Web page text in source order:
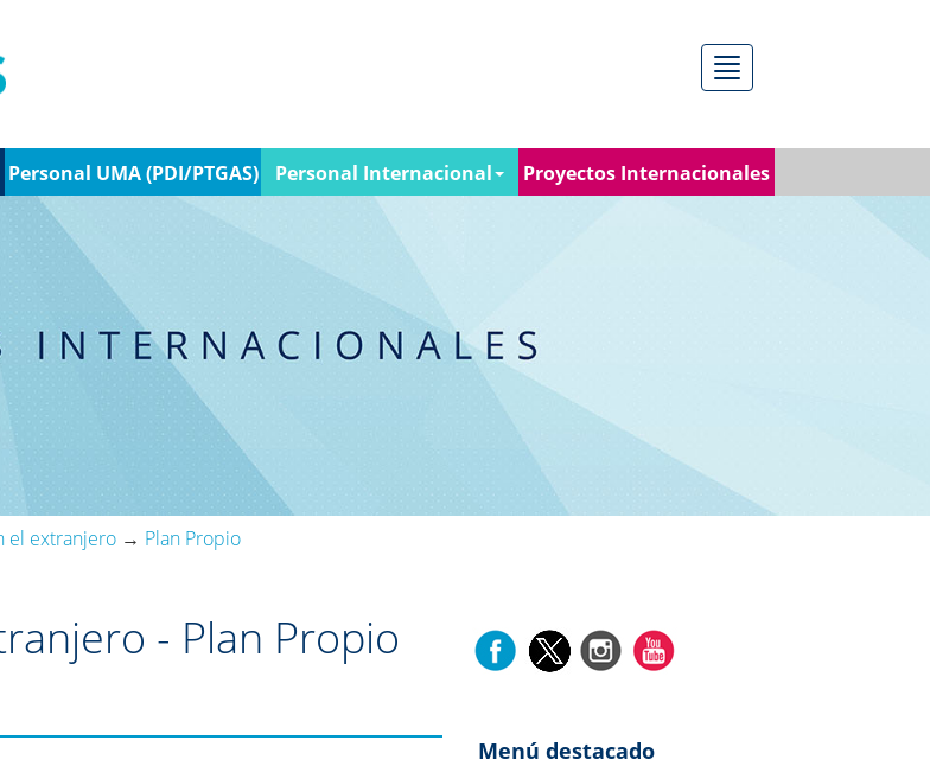
Menú
Personal UMA (PDI/PTGAS) Personal Internacional Proyectos Internacionales
el extranjero → Plan Propio
- Plan Propio
Menú destacado